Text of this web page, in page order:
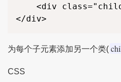
<div
</div>
为每个子元素添加另一个类(
CSS